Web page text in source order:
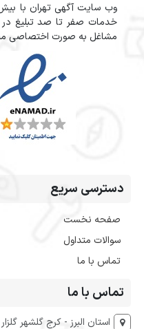
وب سایت آگهی تهران با بیش
خدمات صفر تا صد تبلیغ در
مشاغل به صورت اختصاصی
دسترسی سریع
صفحه نخست
سوالات متداول
تماس با ما
تماس با ما
استان البرز - کرج گلشهر